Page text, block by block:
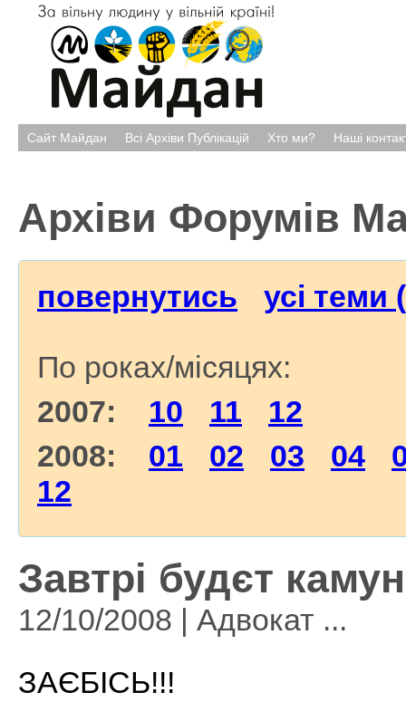
Сайт Майдан Всі Архіви Публікацій Хто ми? Наші
Архіви Форумів
повернутись усі теми
По роках/місяцях:
2007: 10 11
12
2008: 01 02 03 04
12
Завтрі будєт
12/10/2008 | Адвокат ...
ЗАЄБІСЬ!!!